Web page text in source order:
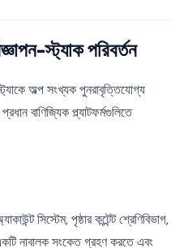
স্ট্যাক পরিবর্তন
অল্প সংখ্যক পুনরাবৃত্তিযোগ্য
বাণিজ্যিক প্ল্যাটফর্মগুলিতে
সিস্টেম, পৃষ্ঠার কন্টেন্ট শ্রেণিবিভাগ,
নাবালক সংকেত গ্রহণ করতে এবং